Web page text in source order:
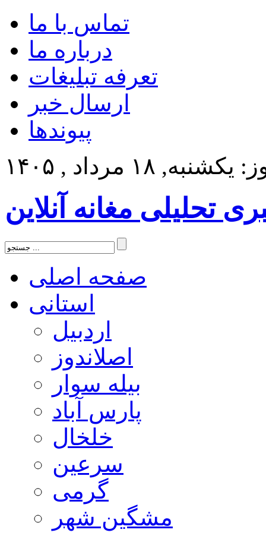
تماس با ما
درباره ما
تعرفه تبلیغات
ارسال خبر
پیوندها
۱۸ مرداد , ۱۴۰۵
تحلیلی مغانه آنلاین
صفحه اصلی
استانی
اردبیل
اصلاندوز
بیله سوار
پارس آباد
خلخال
سرعین
گرمی
مشگین شهر